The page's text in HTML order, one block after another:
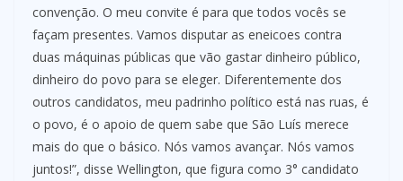
convenção. O meu convite é para que todos vocês se
façam presentes. Vamos disputar as eneicoes contra
duas máquinas públicas que vão gastar dinheiro público,
dinheiro do povo para se eleger. Diferentemente dos
outros candidatos, meu padrinho político está nas ruas, é
o povo, é o apoio de quem sabe que São Luís merece
mais do que o básico. Nós vamos avançar. Nós vamos
juntos!”, disse Wellington, que figura como 3° candidato